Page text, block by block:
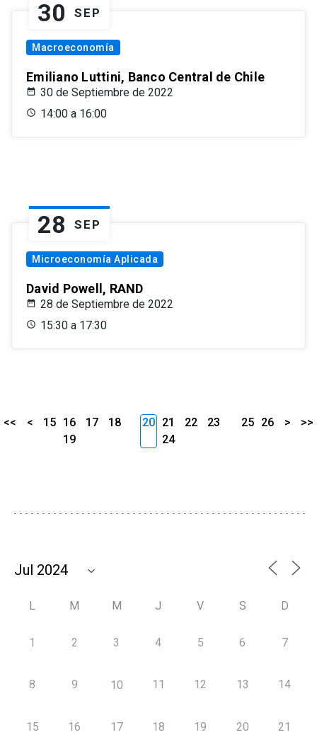
30 SEP
Macroeconomía
Emiliano Luttini, Banco Central de Chile
30 de Septiembre de 2022
14:00 a 16:00
28 SEP
Microeconomía Aplicada
David Powell, RAND
28 de Septiembre de 2022
15:30 a 17:30
<< < 15 16 17
18
19
20 21 22
23
24
25 26 > >>
L M M J V S D
1 2 3 4 5 6 7
8 9 10 11 12 13 14
15 16 17 18 19 20 21